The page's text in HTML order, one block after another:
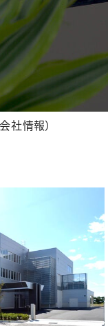
社情報）